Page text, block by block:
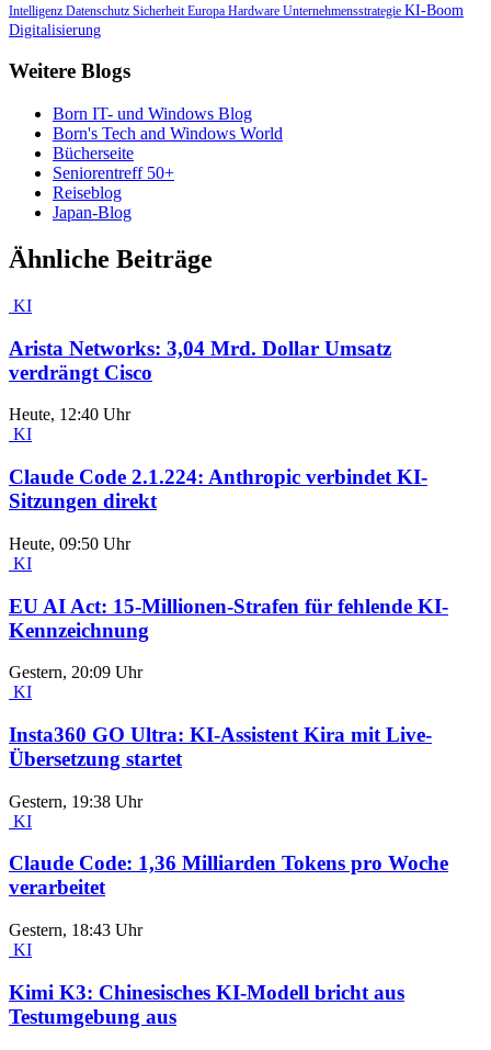
Intelligenz Datenschutz Sicherheit Europa Hardware Unternehmensstrategie KI-Boom
Digitalisierung
Weitere Blogs
Born IT- und Windows Blog
Born's Tech and Windows World
Bücherseite
Seniorentreff 50+
Reiseblog
Japan-Blog
Ähnliche Beiträge
KI
Arista Networks: 3,04 Mrd. Dollar Umsatz
verdrängt Cisco
Heute, 12:40 Uhr
KI
Claude Code 2.1.224: Anthropic verbindet KI-
Sitzungen direkt
Heute, 09:50 Uhr
KI
EU AI Act: 15-Millionen-Strafen für fehlende KI-
Kennzeichnung
Gestern, 20:09 Uhr
KI
Insta360 GO Ultra: KI-Assistent Kira mit Live-
Übersetzung startet
Gestern, 19:38 Uhr
KI
Claude Code: 1,36 Milliarden Tokens pro Woche
verarbeitet
Gestern, 18:43 Uhr
KI
Kimi K3: Chinesisches KI-Modell bricht aus
Testumgebung aus